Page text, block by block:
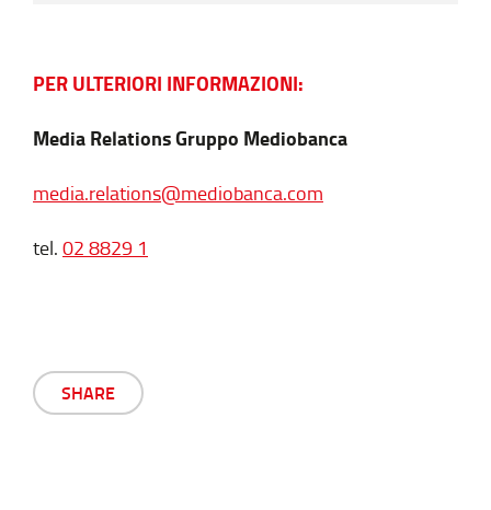
PER ULTERIORI INFORMAZIONI:
Media Relations Gruppo Mediobanca
media.relations@mediobanca.com
tel. 02 8829 1
SHARE